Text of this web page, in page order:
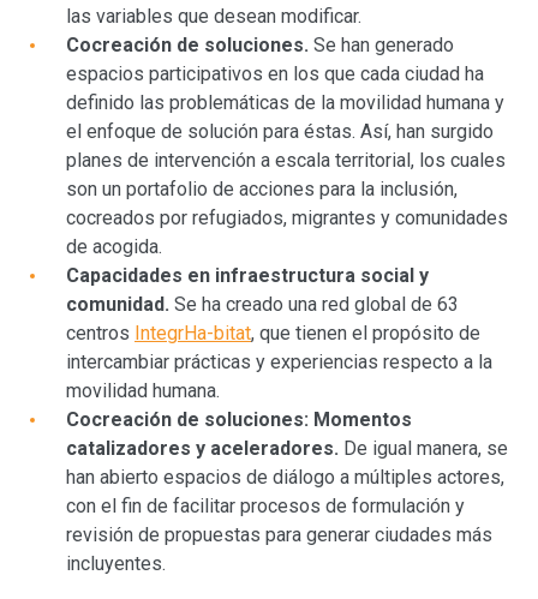
las variables que desean modificar.
Cocreación de soluciones. Se han generado
espacios participativos en los que cada ciudad ha
definido las problemáticas de la movilidad humana y
el enfoque de solución para éstas. Así, han surgido
planes de intervención a escala territorial, los cuales
son un portafolio de acciones para la inclusión,
cocreados por refugiados, migrantes y comunidades
de acogida.
Capacidades en infraestructura social y
comunidad. Se ha creado una red global de 63
centros IntegrHa-bitat, que tienen el propósito de
intercambiar prácticas y experiencias respecto a la
movilidad humana.
Cocreación de soluciones: Momentos
catalizadores y aceleradores. De igual manera, se
han abierto espacios de diálogo a múltiples actores,
con el fin de facilitar procesos de formulación y
revisión de propuestas para generar ciudades más
incluyentes.